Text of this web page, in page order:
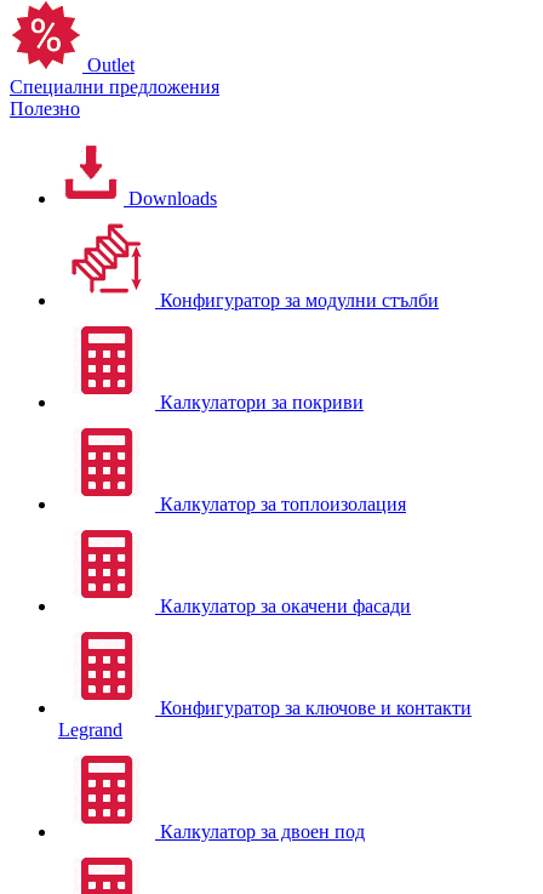
Outlet
Специални предложения
Полезно
Downloads
Конфигуратор за модулни стълби
Калкулатори за покриви
Калкулатор за топлоизолация
Калкулатор за окачени фасади
Конфигуратор за ключове и контакти
Legrand
Калкулатор за двоен под